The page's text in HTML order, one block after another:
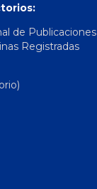
de Publicaciones
Registradas